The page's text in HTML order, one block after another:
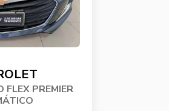
PREMIER